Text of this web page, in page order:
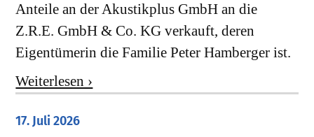
Anteile an der Akustikplus GmbH an die
Z.R.E. GmbH & Co. KG verkauft, deren
Eigentümerin die Familie Peter Hamberger ist.
Weiterlesen ›
17. Juli 2026